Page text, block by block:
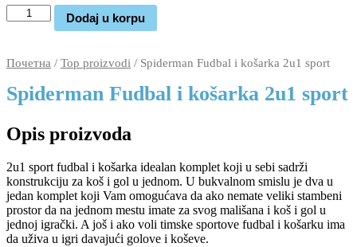
Spiderman
Fudbal
2u1
количина
Dodaj u korpu
Почетна / Top proizvodi / Spiderman Fudbal i košarka 2u1 sport
Spiderman Fudbal i košarka 2u1 sport
Opis proizvoda
2u1 sport fudbal i košarka idealan komplet koji u sebi sadrži
konstrukciju za koš i gol u jednom. U bukvalnom smislu je dva u
jedan komplet koji Vam omogućava da ako nemate veliki stambeni
prostor da na jednom mestu imate za svog mališana i koš i gol u
jednoj igrački. A još i ako voli timske sportove fudbal i košarku ima
da uživa u igri davajući golove i koševe.